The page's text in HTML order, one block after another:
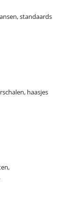
standaards
haasjes